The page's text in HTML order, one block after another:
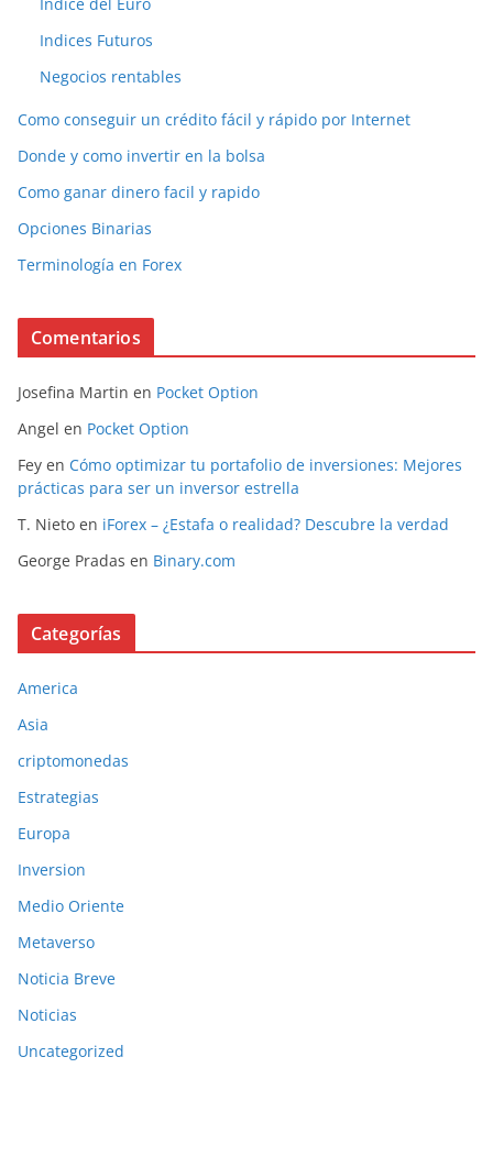
Indice del Euro
Indices Futuros
Negocios rentables
Como conseguir un crédito fácil y rápido por Internet
Donde y como invertir en la bolsa
Como ganar dinero facil y rapido
Opciones Binarias
Terminología en Forex
Comentarios
Josefina Martin en Pocket Option
Angel en Pocket Option
Fey en Cómo optimizar tu portafolio de inversiones: Mejores
prácticas para ser un inversor estrella
T. Nieto en iForex – ¿Estafa o realidad? Descubre la verdad
George Pradas en Binary.com
Categorías
America
Asia
criptomonedas
Estrategias
Europa
Inversion
Medio Oriente
Metaverso
Noticia Breve
Noticias
Uncategorized